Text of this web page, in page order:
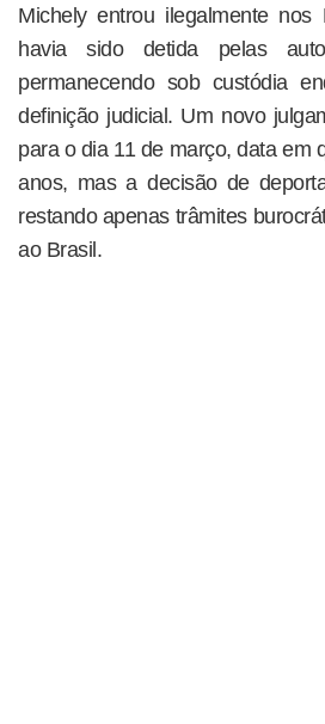
Michely entrou ilegalmente
havia sido detida pelas
permanecendo sob custódia
definição judicial. Um novo
para o dia 11 de março, data em
anos, mas a decisão de
restando apenas trâmites
ao Brasil.